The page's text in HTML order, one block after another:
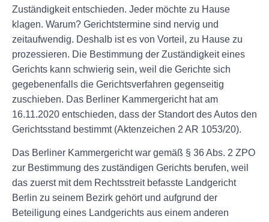
Zuständigkeit entschieden. Jeder möchte zu Hause
klagen. Warum? Gerichtstermine sind nervig und
zeitaufwendig. Deshalb ist es von Vorteil, zu Hause zu
prozessieren. Die Bestimmung der Zuständigkeit eines
Gerichts kann schwierig sein, weil die Gerichte sich
gegebenenfalls die Gerichtsverfahren gegenseitig
zuschieben. Das Berliner Kammergericht hat am
16.11.2020 entschieden, dass der Standort des Autos den
Gerichtsstand bestimmt (Aktenzeichen 2 AR 1053/20).
Das Berliner Kammergericht war gemäß § 36 Abs. 2 ZPO
zur Bestimmung des zuständigen Gerichts berufen, weil
das zuerst mit dem Rechtsstreit befasste Landgericht
Berlin zu seinem Bezirk gehört und aufgrund der
Beteiligung eines Landgerichts aus einem anderen